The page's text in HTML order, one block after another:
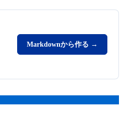
Markdownから作る →